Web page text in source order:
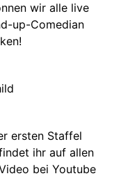
wir alle live
up-Comedian
ersten Staffel
ihr auf allen
bei Youtube